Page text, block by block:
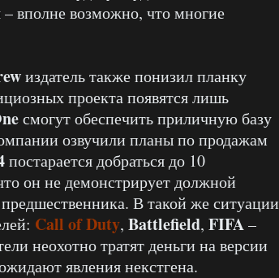
вполне возможно, что многие
издатель также понизил планку
проекта появятся лишь
смогут обеспечить приличную базу
озвучили планы по продажам
постарается добраться до 10
он не демонстрирует должной
В такой же ситуации
Call of Duty, Battlefield, FIFA–
неохотно тратят деньги на версии
явления некстгена.